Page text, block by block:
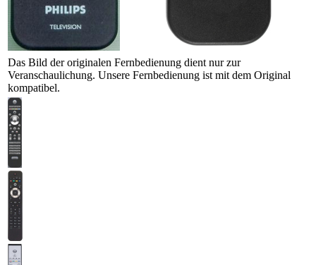
Das Bild der originalen Fernbedienung dient nur zur
Veranschaulichung. Unsere Fernbedienung ist mit dem Original
kompatibel.